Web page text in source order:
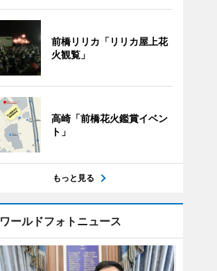
前橋リリカ「リリカ屋上花
火観覧」
高崎「前橋花火鑑賞イベン
ト」
もっと見る
ワールドフォトニュース